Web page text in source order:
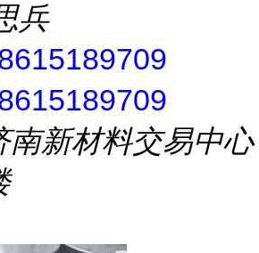
兵
南新材料交易中心